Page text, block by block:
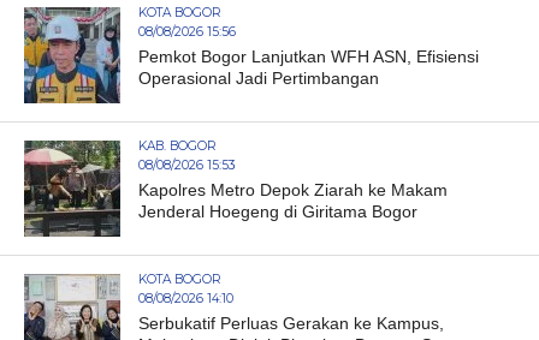
KOTA BOGOR
08/08/2026 15:56
Pemkot Bogor Lanjutkan WFH ASN, Efisiensi
Operasional Jadi Pertimbangan
KAB. BOGOR
08/08/2026 15:53
Kapolres Metro Depok Ziarah ke Makam
Jenderal Hoegeng di Giritama Bogor
KOTA BOGOR
08/08/2026 14:10
Serbukatif Perluas Gerakan ke Kampus,